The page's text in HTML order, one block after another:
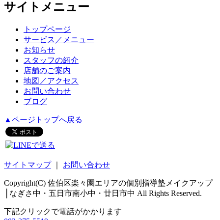
サイトメニュー
トップページ
サービス／メニュー
お知らせ
スタッフの紹介
店舗のご案内
地図／アクセス
お問い合わせ
ブログ
▲ページトップへ戻る
サイトマップ｜ お問い合わせ
Copyright(C) 佐伯区楽々園エリアの個別指導塾メイクアップ
│なぎさ中・五日市南小中・廿日市中 All Rights Reserved.
下記クリックで電話がかかります